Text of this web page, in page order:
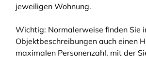
jeweiligen Wohnung.
Wichtig: Normalerweise finden Sie
Objektbeschreibungen auch einen
maximalen Personenzahl, mit der